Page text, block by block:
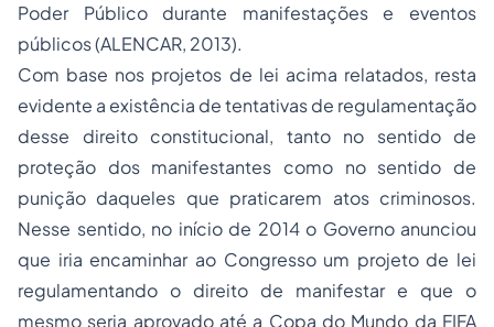
Poder Público durante manifestações e eventos
públicos (ALENCAR, 2013).
Com base nos projetos de lei acima relatados, resta
evidente a existência de tentativas de regulamentação
desse direito constitucional, tanto no sentido de
proteção dos manifestantes como no sentido de
punição daqueles que praticarem atos criminosos.
Nesse sentido, no início de 2014 o Governo anunciou
que iria encaminhar ao Congresso um projeto de lei
regulamentando o direito de manifestar e que o
mesmo seria aprovado até a Copa do Mundo da FIFA